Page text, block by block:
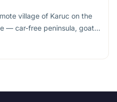
village of Karuc on the
— car-free peninsula, goat